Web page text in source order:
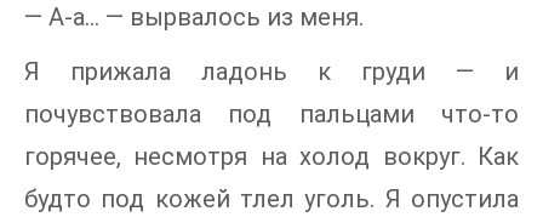
— А-а… — вырвалось из меня.
Я прижала ладонь к груди — и
почувствовала под пальцами что-то
горячее, несмотря на холод вокруг. Как
будто под кожей тлел уголь. Я опустила